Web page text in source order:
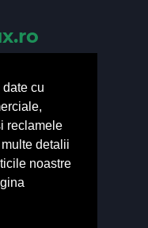
cu
reclamele
detalii
noastre